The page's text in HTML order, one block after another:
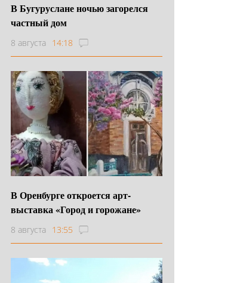
В Бугуруслане ночью загорелся
частный дом
8 августа 14:18
В Оренбурге откроется арт-
выставка «Город и горожане»
8 августа 13:55